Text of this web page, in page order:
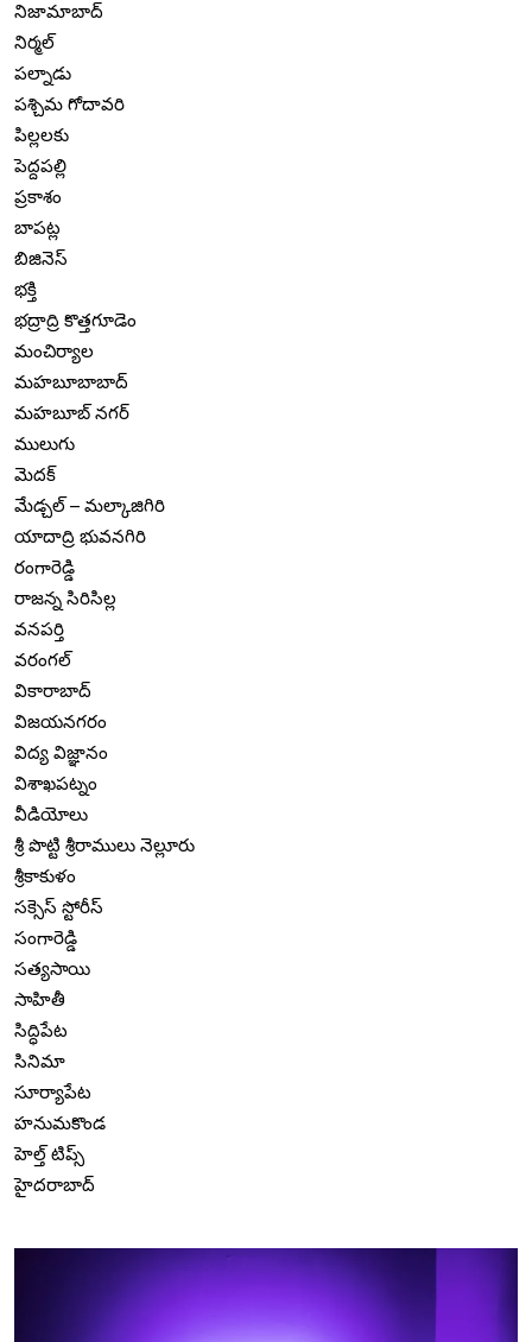
నిజామాబాద్
నిర్మల్
పల్నాడు
పశ్చిమ గోదావరి
పిల్లలకు
పెద్దపల్లి
ప్రకాశం
బాపట్ల
బిజినెస్
భక్తి
భద్రాద్రి కొత్తగూడెం
మంచిర్యాల
మహబూబాబాద్
మహబూబ్ నగర్
ములుగు
మెదక్
మేడ్చల్ – మల్కాజిగిరి
యాదాద్రి భువనగిరి
రంగారెడ్డి
రాజన్న సిరిసిల్ల
వనపర్తి
వరంగల్
వికారాబాద్
విజయనగరం
విద్య విజ్ఞానం
విశాఖపట్నం
వీడియోలు
శ్రీ పొట్టి శ్రీరాములు నెల్లూరు
శ్రీకాకుళం
సక్సెస్ స్టోరీస్
సంగారెడ్డి
సత్యసాయి
సాహితీ
సిద్ధిపేట
సినిమా
సూర్యాపేట
హనుమకొండ
హెల్త్ టిప్స్
హైదరాబాద్